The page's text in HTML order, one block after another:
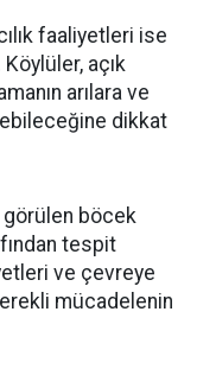
faaliyetleri ise
açık
arılara ve
dikkat
görülen böcek
tespit
ve çevreye
mücadelenin